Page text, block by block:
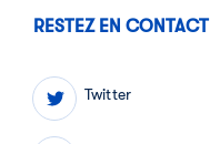
RESTEZ EN CONTACT
Twitter